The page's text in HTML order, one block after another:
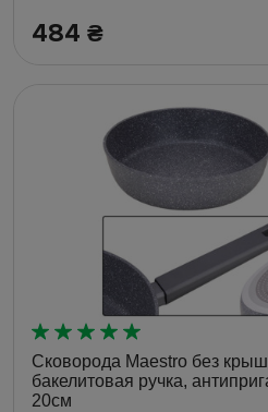
484 ₴
Сковорода Maestro без
бакелитовая ручка,
20см